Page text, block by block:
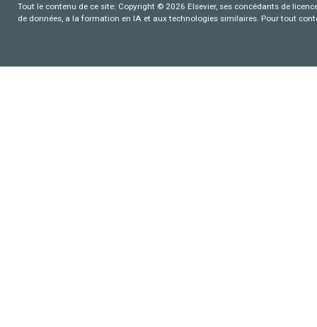
Tout le contenu de ce site: Copyright © 2026 Elsevier, ses concédants de
de données, a la formation en IA et aux technologies similaires. Pour tout